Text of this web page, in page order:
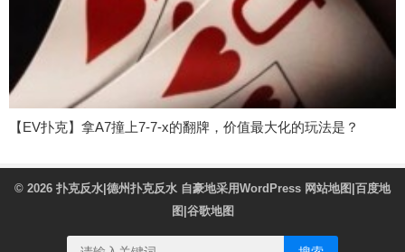
【EV扑克】拿A7撞上7-7-x的翻牌，价值最大化的玩法是？
© 2026 扑克反水|德州扑克反水 自豪地采用WordPress 网站地图 百度地
图 谷歌地图